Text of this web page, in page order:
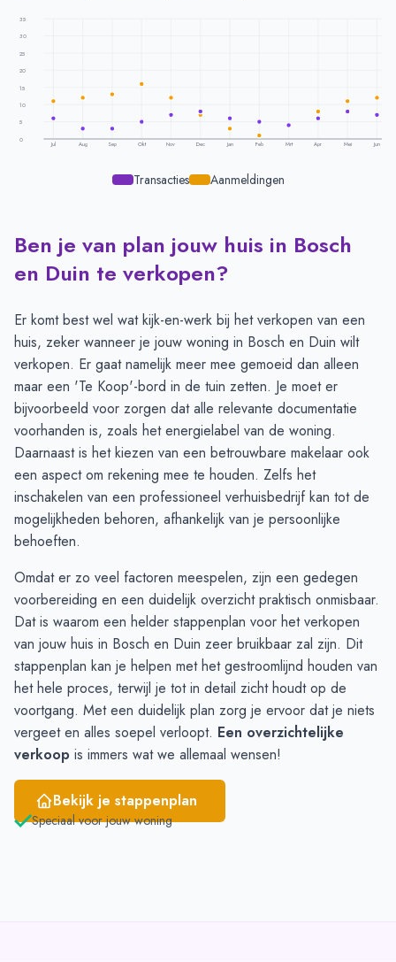
35
30
25
20
15
10
5
0
Jul Aug Sep Okt Nov Dec Jan Feb Mrt Apr Mei Jun
Transacties Aanmeldingen
Transacties en aanmeldingen per maand - Bosch En Duin
Maand
Transacties
Juli
6
11
Augustus
3
September
3
13
Oktober
16
November
December
Januari
6
3
Februari
5
1
Maart
4
4
April
6
8
Mei
8
11
Juni
Ben je van plan jouw huis in Bosch
en Duin te verkopen?
Er komt best wel wat kijk-en-werk bij het verkopen van een
huis, zeker wanneer je jouw woning in Bosch en Duin wilt
verkopen. Er gaat namelijk meer mee gemoeid dan alleen
maar een 'Te Koop'-bord in de tuin zetten. Je moet er
bijvoorbeeld voor zorgen dat alle relevante documentatie
voorhanden is, zoals het energielabel van de woning.
Daarnaast is het kiezen van een betrouwbare makelaar ook
een aspect om rekening mee te houden. Zelfs het
inschakelen van een professioneel verhuisbedrijf kan tot de
mogelijkheden behoren, afhankelijk van je persoonlijke
behoeften.
Omdat er zo veel factoren meespelen, zijn een gedegen
voorbereiding en een duidelijk overzicht praktisch onmisbaar.
Dat is waarom een helder stappenplan voor het verkopen
van jouw huis in Bosch en Duin zeer bruikbaar zal zijn. Dit
stappenplan kan je helpen met het gestroomlijnd houden van
het hele proces, terwijl je tot in detail zicht houdt op de
voortgang. Met een duidelijk plan zorg je ervoor dat je niets
vergeet en alles soepel verloopt. Een overzichtelijke
verkoop is immers wat we allemaal wensen!
Bekijk je stappenplan
Speciaal voor jouw woning